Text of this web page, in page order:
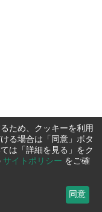
ため、クッキーを利用
る場合は「同意」ボタ
は「詳細を見る」をク
サイトポリシー をご確
同意